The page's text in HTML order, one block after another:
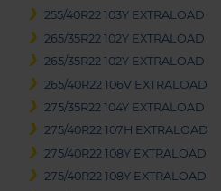
255/40R22 103Y EXTRALOAD
265/35R22 102Y EXTRALOAD
265/35R22 102Y EXTRALOAD
265/40R22 106V EXTRALOAD
275/35R22 104Y EXTRALOAD
275/40R22 107H EXTRALOAD
275/40R22 108Y EXTRALOAD
275/40R22 108Y EXTRALOAD